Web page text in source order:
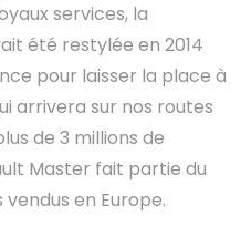
spécifiques
services, la
été restylée en 2014
pour laisser la place à
arrivera sur nos routes
de 3 millions de
Master fait partie du
en Europe.